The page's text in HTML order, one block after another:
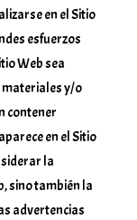
en el Sitio
esfuerzos
Web sea
materiales y/o
contener
en el Sitio
la
sino también la
advertencias